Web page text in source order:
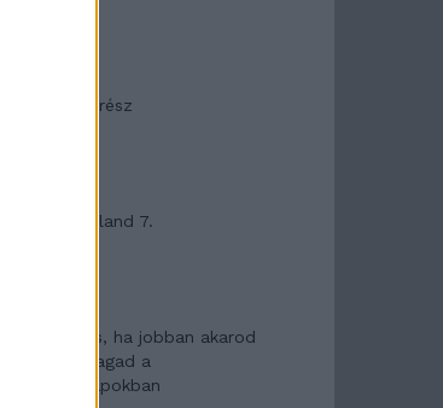
Minka 9. rész
Máltai kaland 7.
10 tanács, ha jobban akarod
érezni magad a
hétköznapokban